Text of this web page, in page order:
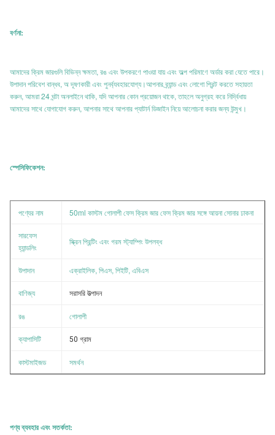
বর্ণনা:
আমাদের ক্রিম জারগুলি বিভিন্ন ক্ষমতা, রঙ এবং উপকরণে পাওয়া যায় এবং অল্প পরিমাণে অর্ডার করা যেতে পারে।
উপাদান পরিবেশ বান্ধব, অ দূষণকারী এবং পুনর্ব্যবহারযোগ্য।আপনার ব্র্যান্ড এবং লোগো প্রিন্ট করতে সহায়তা
করুন, আমরা 24 ঘন্টা অনলাইনে থাকি, যদি আপনার কোন প্রয়োজন থাকে, তাহলে অনুগ্রহ করে নির্দ্বিধায়
আমাদের সাথে যোগাযোগ করুন, আপনার সাথে আপনার প্যাটার্ন ডিজাইন নিয়ে আলোচনা করার জন্য উন্মুখ।
স্পেসিফিকেশন:
পণ্যের নাম 50ml কাস্টম গোলাপী ফেস ক্রিম জার ফেস ক্রিম জার সঙ্গে আয়না সোনার ঢাকনা
সারফেস
হ্যান্ডলিং
স্ক্রিন প্রিন্টিং এবং গরম স্ট্যাম্পিং উপলব্ধ
উপাদান এক্রাইলিক, পিএস, পিইটি, এবিএস
বাণিজ্য সরাসরি উত্পাদন
রঙ গোলাপী
ক্যাপাসিটি 50 গ্রাম
কাস্টমাইজড সমর্থন
পণ্য ব্যবহার এবং সতর্কতা: